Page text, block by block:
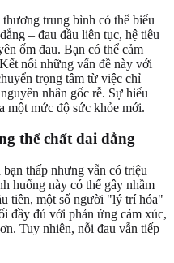
trung bình có thể biểu
– đau đầu liên tục, hệ tiêu
ốm đau. Bạn có thể cảm
nối những vấn đề này với
trọng tâm từ việc chỉ
nhân gốc rễ. Sự hiểu
một mức độ sức khỏe mới.
thể chất dai dẳng
thấp nhưng vẫn có triệu
huống này có thể gây nhầm
tiên, một số người "lý trí hóa"
đầy đủ với phản ứng cảm xúc,
Tuy nhiên, nỗi đau vẫn tiếp